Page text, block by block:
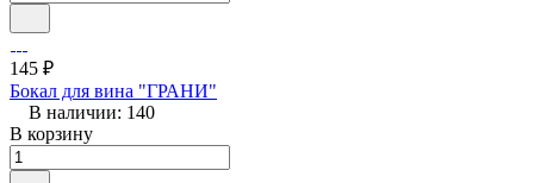
145 ₽
Бокал для вина "ГРАНИ"
В наличии: 140
В корзину